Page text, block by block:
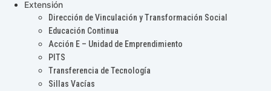
Extensión
Dirección de Vinculación y Transformación Social
Educación Continua
Acción E – Unidad de Emprendimiento
PITS
Transferencia de Tecnología
Sillas Vacías